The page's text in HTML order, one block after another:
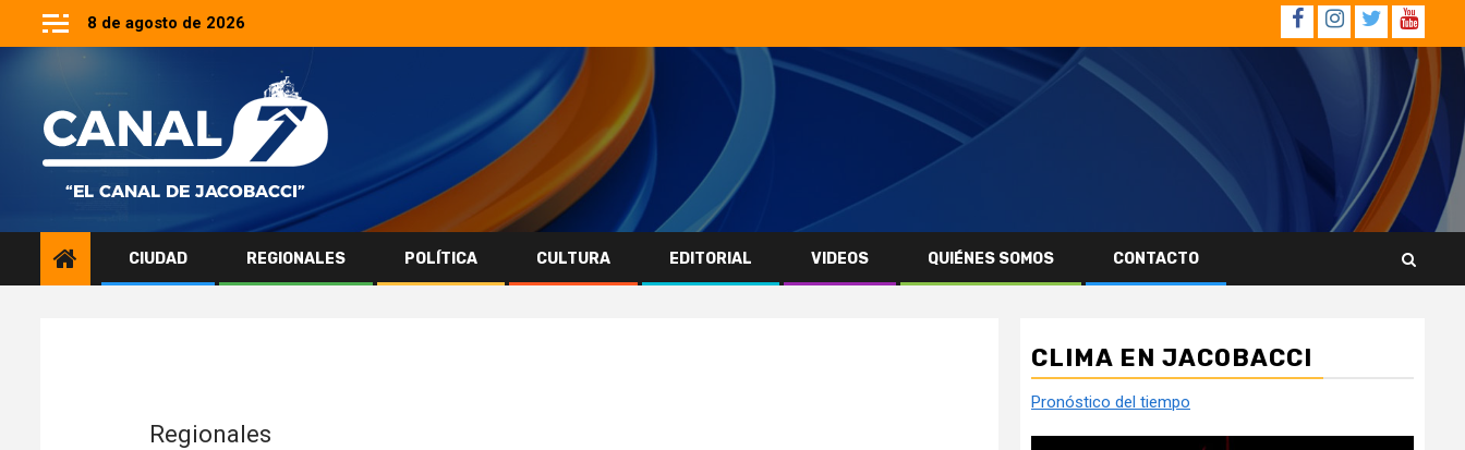
8 de agosto de 2026 Facebook
Instagram
Twitter
CIUDAD REGIONALES POLÍTICA CULTURA EDITORIAL VIDEOS QUIÉNES SOMOS CONTACTO
Regionales
CLIMA EN JACOBACCI
Pronóstico del tiempo